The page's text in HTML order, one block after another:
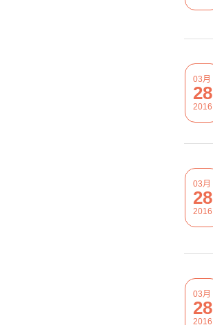
03月
28
2016
03月
28
2016
03月
28
2016